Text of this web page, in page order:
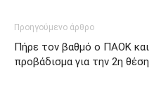
Προηγούμενο άρθρο
Πήρε τον βαθμό ο ΠΑΟΚ και
προβάδισμα για την 2η θέση